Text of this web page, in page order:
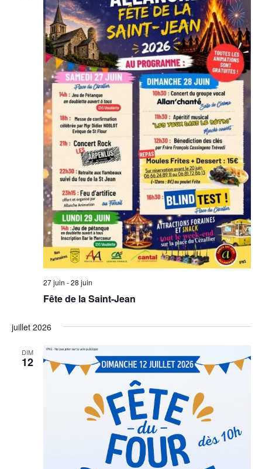
Fête de la Saint-Jean
27 juin -28 juin
juillet 2026
DIM
12